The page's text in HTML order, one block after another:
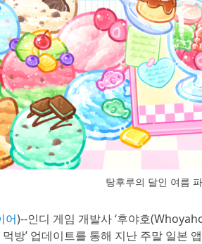
탕후루의 달인 여름
어)--인디 게임 개발사 ‘후야호
먹방’ 업데이트를 통해 지난 주말 일본